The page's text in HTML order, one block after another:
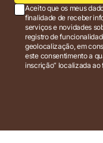
Aceito que os meus
finalidade de receber
serviços e novidades sobre a Karcher Brasil via e-mail marketing e
registro de
geolocalização, em
este consentimento a
inscrição” localizada ao